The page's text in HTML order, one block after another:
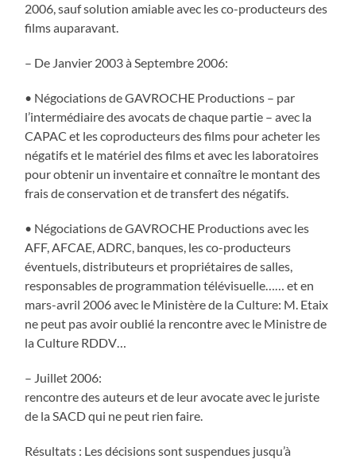
2006, sauf solution amiable avec les co-producteurs des
films auparavant.
– De Janvier 2003 à Septembre 2006:
• Négociations de GAVROCHE Productions – par
l’intermédiaire des avocats de chaque partie – avec la
CAPAC et les coproducteurs des films pour acheter les
négatifs et le matériel des films et avec les laboratoires
pour obtenir un inventaire et connaître le montant des
frais de conservation et de transfert des négatifs.
• Négociations de GAVROCHE Productions avec les
AFF, AFCAE, ADRC, banques, les co-producteurs
éventuels, distributeurs et propriétaires de salles,
responsables de programmation télévisuelle…… et en
mars-avril 2006 avec le Ministère de la Culture: M. Etaix
ne peut pas avoir oublié la rencontre avec le Ministre de
la Culture RDDV…
– Juillet 2006:
rencontre des auteurs et de leur avocate avec le juriste
de la SACD qui ne peut rien faire.
Résultats : Les décisions sont suspendues jusqu’à